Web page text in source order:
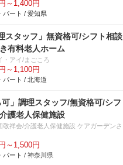
～1,400円
パート / 愛知県
スタッフ」無資格可/シフト相談
有料老人ホーム
・アイ/まごころ
～1,100円
パート / 北海道
可」調理スタッフ/無資格可/シフ
護老人保健施設
敬祥会/介護老人保健施設 ケアガーデンさ
～1,500円
パート / 神奈川県